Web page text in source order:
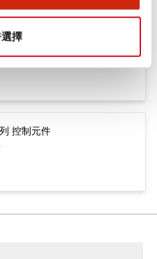
擇
控制元件 (英文版)
控制元件